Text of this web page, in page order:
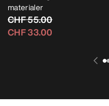
materialer
CHF 55.00
CHF 33.00